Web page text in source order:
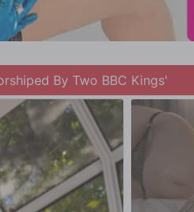
By Two BBC Kings'